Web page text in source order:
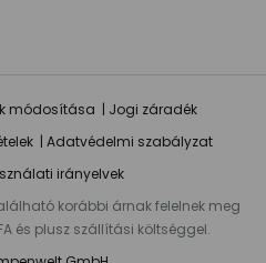
módosítása
Jogi záradék
Adatvédelmi szabályzat
irányelvek
korábbi árnak felelnek meg
és plusz szállítási költséggel.